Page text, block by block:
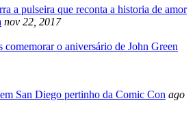
a pulseira que reconta a historia de amor
nov 22, 2017
comemorar o aniversário de John Green
San Diego pertinho da Comic Con ago